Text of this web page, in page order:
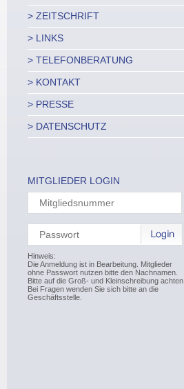
> ZEITSCHRIFT
> LINKS
> TELEFONBERATUNG
> KONTAKT
> PRESSE
> DATENSCHUTZ
MITGLIEDER LOGIN
Hinweis:
Die Anmeldung ist in Bearbeitung. Mitglieder
ohne Passwort nutzen bitte den Nachnamen.
Bitte auf die Groß- und Kleinschreibung achten.
Bei Fragen wenden Sie sich bitte an die
Geschäftsstelle.